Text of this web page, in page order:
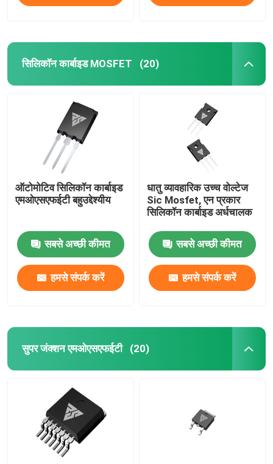
सिलिकॉन कार्बाइड MOSFET (20)
ऑटोमोटिव सिलिकॉन कार्बाइड
एमओएसएफईटी बहुउद्देश्यीय
सबसे अच्छी कीमत
हमसे संपर्क करें
धातु व्यावहारिक उच्च वोल्टेज
Sic Mosfet, एन प्रकार
सिलिकॉन कार्बाइड अर्धचालक
सबसे अच्छी कीमत
हमसे संपर्क करें
सुपर जंक्शन एमओएसएफईटी (20)